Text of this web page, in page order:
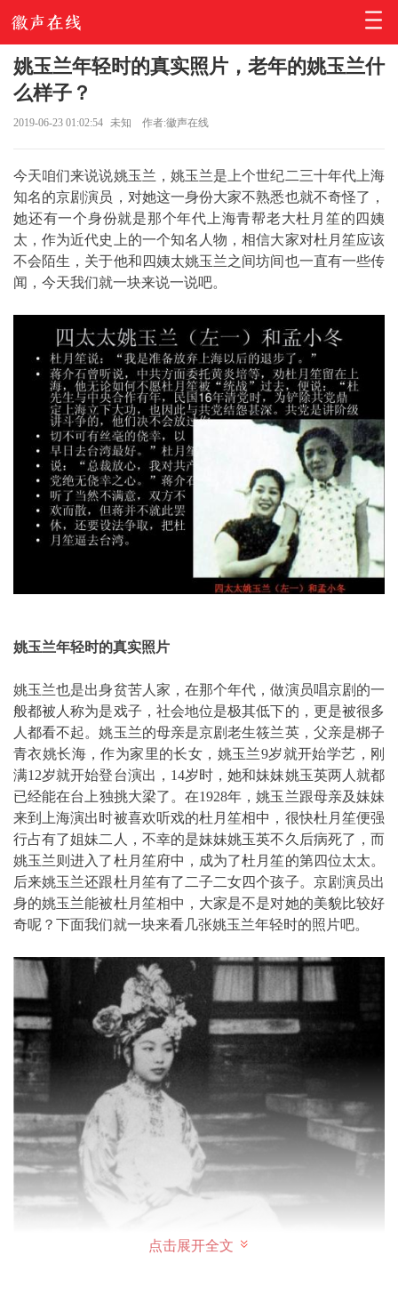
姚玉兰年轻时的真实照片，老年的姚玉兰什
么样子？
2019-06-23 01:02:54 未知 作者:徽声在线
今天咱们来说说姚玉兰，姚玉兰是上个世纪二三十年代上海
知名的京剧演员，对她这一身份大家不熟悉也就不奇怪了，
她还有一个身份就是那个年代上海青帮老大杜月笙的四姨
太，作为近代史上的一个知名人物，相信大家对杜月笙应该
不会陌生，关于他和四姨太姚玉兰之间坊间也一直有一些传
闻，今天我们就一块来说一说吧。
姚玉兰年轻时的真实照片
姚玉兰也是出身贫苦人家，在那个年代，做演员唱京剧的一
般都被人称为是戏子，社会地位是极其低下的，更是被很多
人都看不起。姚玉兰的母亲是京剧老生筱兰英，父亲是梆子
青衣姚长海，作为家里的长女，姚玉兰9岁就开始学艺，刚
满12岁就开始登台演出，14岁时，她和妹妹姚玉英两人就都
已经能在台上独挑大梁了。在1928年，姚玉兰跟母亲及妹妹
来到上海演出时被喜欢听戏的杜月笙相中，很快杜月笙便强
行占有了姐妹二人，不幸的是妹妹姚玉英不久后病死了，而
姚玉兰则进入了杜月笙府中，成为了杜月笙的第四位太太。
后来姚玉兰还跟杜月笙有了二子二女四个孩子。京剧演员出
身的姚玉兰能被杜月笙相中，大家是不是对她的美貌比较好
奇呢？下面我们就一块来看几张姚玉兰年轻时的照片吧。
点击展开全文